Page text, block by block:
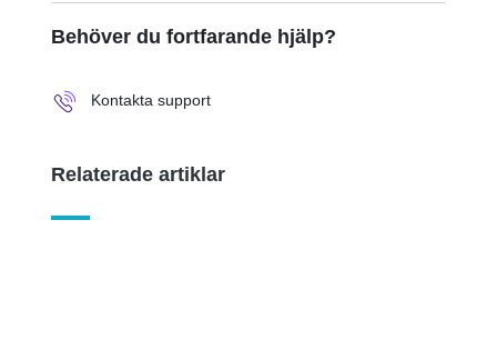
Behöver du fortfarande hjälp?
Kontakta support
Relaterade artiklar